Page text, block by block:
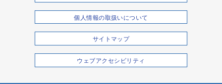
個人情報の取扱いについて
サイトマップ
ウェブアクセシビリティ